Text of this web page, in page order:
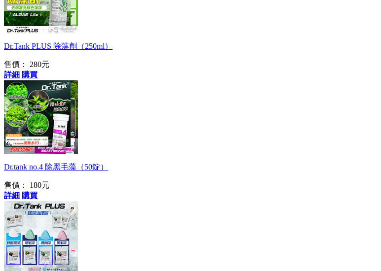
抽水涂抺/點噴/水草
浸泡多種使用方式
Dr.Tank PLUS 除藻劑（250ml）
售價：
280元
詳細 購買
解決最大夢靨
Dr.tank no.4 除黑毛藻（50錠）
售價：
180元
詳細 購買
台灣之光